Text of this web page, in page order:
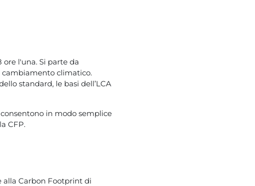
l'una. Si parte da
cambiamento climatico.
standard, le basi dell’LCA
in modo semplice
CFP.
Carbon Footprint di